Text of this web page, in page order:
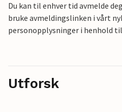
Du kan til enhver tid avmelde
bruke avmeldingslinken i vårt
personopplysninger i henhold
Utforsk